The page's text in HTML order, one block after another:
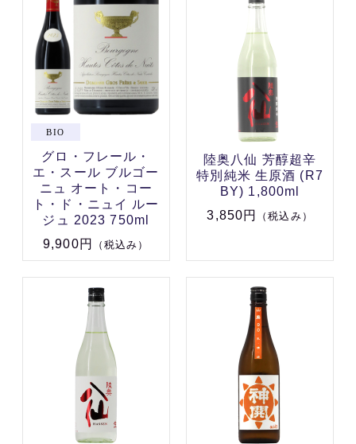
グロ・フレール・
エ・スール ブルゴー
ニュ オート・コー
ト・ド・ニュイ ルー
ジュ 2023 750ml
9,900円
（税込み）
陸奥八仙 芳醇超辛
特別純米 生原酒 (R7
BY) 1,800ml
3,850円
（税込み）